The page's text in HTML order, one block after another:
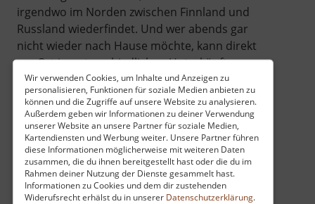
Wir verwenden Cookies, um Inhalte und Anzeigen zu
personalisieren, Funktionen für soziale Medien anbieten zu
können und die Zugriffe auf unsere Website zu analysieren.
Außerdem geben wir Informationen zu deiner Verwendung
unserer Website an unsere Partner für soziale Medien,
Kartendiensten und Werbung weiter. Unsere Partner führen
diese Informationen möglicherweise mit weiteren Daten
zusammen, die du ihnen bereitgestellt hast oder die du im
Rahmen deiner Nutzung der Dienste gesammelt hast.
Informationen zu Cookies und dem dir zustehenden
Widerufsrecht erhälst du in unserer Datenschutzerklärung.
irgendwo im Norden zwischen Finnland und
Russland wiederfindet. Und wer abends gar
nicht wieder nach Hause möchte, kann direkt
vor Ort in unterschiedlichen Unterkünften
übernachten.